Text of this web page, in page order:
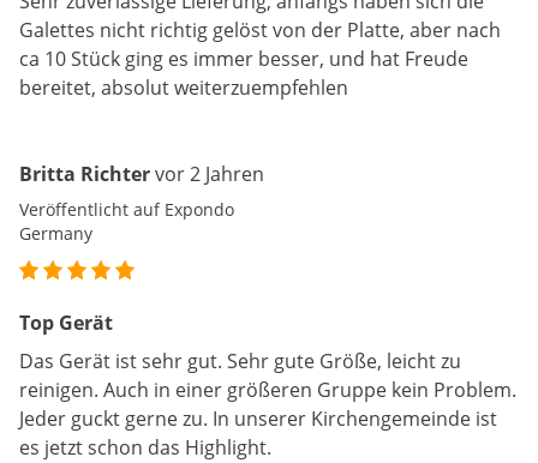
Galettes nicht richtig gelöst von der Platte, aber nach
ca 10 Stück ging es immer besser, und hat Freude
bereitet, absolut weiterzuempfehlen
Britta Richtervor 2 Jahren
Veröffentlicht auf Expondo
Germany
Top Gerät
Das Gerät ist sehr gut. Sehr gute Größe, leicht zu
reinigen. Auch in einer größeren Gruppe kein Problem.
Jeder guckt gerne zu. In unserer Kirchengemeinde ist
es jetzt schon das Highlight.